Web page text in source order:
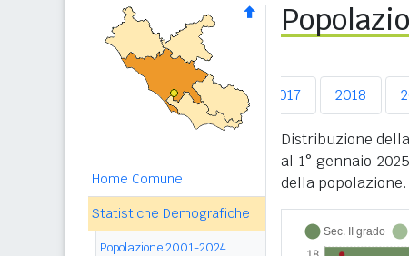
Home Comune
Statistiche Demografiche
Popolazione 2001-2024
2015 2016 2017 2018
Distribuzione
al 1° gennaio
della popolazione.